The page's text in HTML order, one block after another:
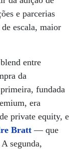
e parcerias
escala, maior
entre
da
fundada
era
private equity, e
Bratt — que
segunda,